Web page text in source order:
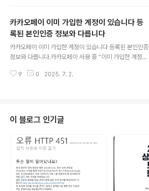
하는등에 사용하는등 활용용도가 늘어나다보니 옜날에 가
입 후 사용하지 않던 카카오페이 비밀번호가 기억이 나지
않아 비밀번호 찾기를 알아보았습니다.그런데 기존에 지원
하던 카카오페이 비밀번호 찾기기능에서 비밀번호 변경을
을 알아보겠습니다. 카카오톡 이모티콘 기프트콘 환물 결
카카오페이 이미 가입한 계정이 있습니다 등
록된 본인인증 정보와 다릅니다
카카오페이 이미 가입한 계정이 있습니다 등록된 본인인증
정보와 다릅니다.카카오페이 사용 중 “이미 가입한 계정이
은 메시지가 뜨며 카드 등록이나 인증이 막히는 오류가 생
카카오 계정은 명확한 본인 인증 정보와 휴대폰 명의 일치
가 필수입니다. 따라서 명의자와 실제 사용자 정보가 다르
거나, 기존에 사용하던 계정을 탈퇴하고 새 계정으로 전환
한 경우에는 반드시 본인인증 정보 초기화와 명의 변경 절
차를 밟아야 문제를 해결할 수 있습니다.이번 포스팅에서
는 카카오페이 인증 실패 오류의 원인,..
9 0 2025. 7. 2.
이 블로그 인기글